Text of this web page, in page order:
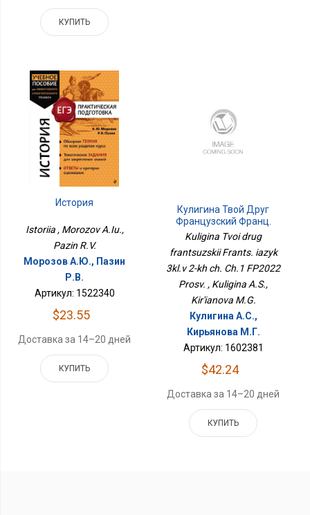
КУПИТЬ
История
Istoriia , Morozov A.Iu.,
Pazin R.V.
Морозов А.Ю., Пазин
Р.В.
Артикул: 1522340
$23.55
Доставка за 14–20 дней
КУПИТЬ
Кулигина Твой Друг
Французский Франц.
Язык 3кл.в 2-Х Ч. Ч.1
ФП2022 Просв.
Kuligina Tvoi drug
frantsuzskii Frants. iazyk
3kl.v 2-kh ch. Ch.1 FP2022
Prosv. , Kuligina A.S.,
Kir'ianova M.G.
Кулигина А.С.,
Кирьянова М.Г.
Артикул: 1602381
$42.24
Доставка за 14–20 дней
КУПИТЬ